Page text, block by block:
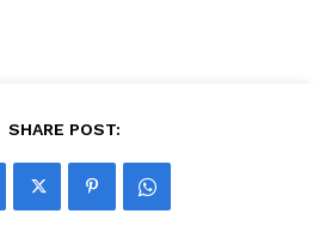
SHARE POST: